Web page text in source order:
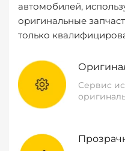
автомобилей,
оригинальные
только
Сервис